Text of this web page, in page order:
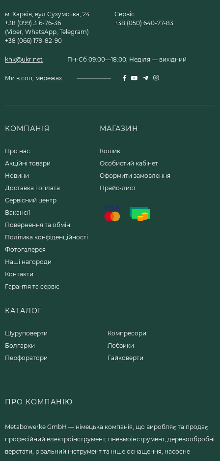
м. Харків, вул.Сухумська, 24
+38 (099) 316-76-36
(Viber, WhatsApp, Telegram)
+38 (066) 179-82-90
Сервіс
+38 (050) 640-77-83
khk@ukr.net Пн-Сб 09:00—18:00, Неділя — вихідний
Ми в соц. мережах
КОМПАНІЯ
Про нас
Акційні товари
Новини
Доставка і оплата
Сервісний центр
Вакансії
Повернення та обмін
Політика конфіденційності
Фотогалерея
Наші нагороди
Контакти
Гарантія та сервіс
МАГАЗИН
Кошик
Особистий кабінет
Оформити замовлення
Прайс-лист
КАТАЛОГ
Шуруповерти
Болгарки
Перфоратори
Компресори
Лобзики
Гайковерти
ПРО КОМПАНІЮ
Metabowerke GmbH — німецька компанія, що виробляє та продає
професійний електроінструмент, пневмоінструмент, деревообробні
верстати, різальний інструмент та інше оснащення, насосне